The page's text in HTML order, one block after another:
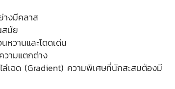
างมีคลาส
มัย
วานและโดดเด่น
ามแตกต่าง
ล่เฉด (Gradient) ความพิเศษที่นักสะสมต้องมี